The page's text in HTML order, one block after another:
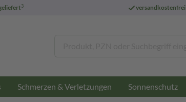
3 versandkostenfrei
Schmerzen & Verletzungen Sonnenschutz